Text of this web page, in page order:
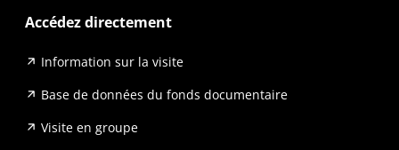
Accédez directement
Information sur la visite
Base de données du fonds documentaire
Visite en groupe